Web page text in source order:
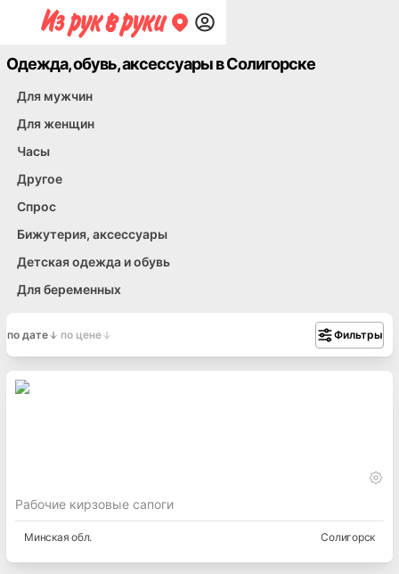
Одежда, обувь, аксессуары в Солигорске
Для мужчин
Для женщин
Часы
Другое
Спрос
Бижутерия, аксессуары
Детская одежда и обувь
Для беременных
по дате по цене Фильтры
Рабочие кирзовые сапоги
Минская обл. Солигорск